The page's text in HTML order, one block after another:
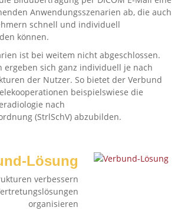
Anwendungsszenarien ab, die auch
schnell und individuell
können.
ist bei weitem nicht abgeschlossen.
ergeben sich ganz individuell je nach
der Nutzer. So bietet der Verbund
beispielswiese die
nach
(StrlSchV) abzubilden.
Lösung
verbessern
organisieren